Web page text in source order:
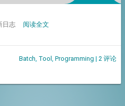
日志 阅读全文
Batch, Tool,Programming |2 评论